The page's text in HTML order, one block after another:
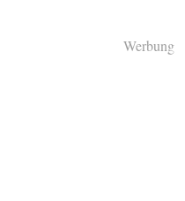
Werbung